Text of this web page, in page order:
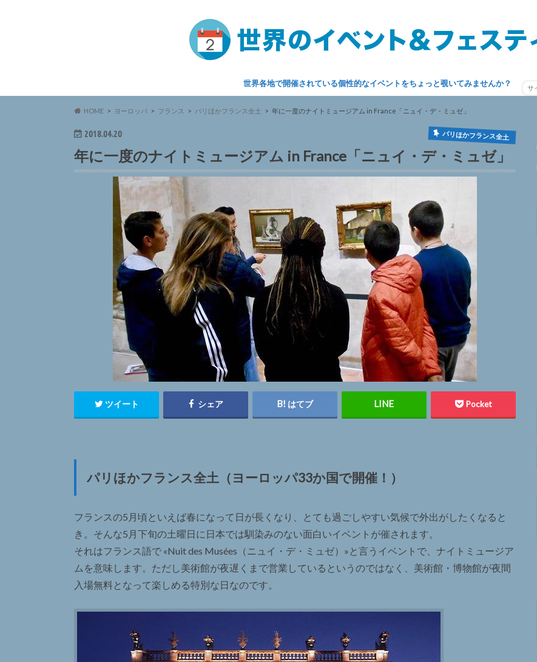
世界各地で開催されている個性的なイベントをちょっと覗いてみませんか？
HOME ヨーロッパ フランス パリほかフランス全土 年に一度のナイトミュージアム in France「ニュイ・デ・ミュゼ」
2018.04.20 パリほかフランス全土
年に一度のナイトミュージアム in France「ニュイ・デ・ミュゼ」
ツイート シェア はてブ Pocket
パリほかフランス全土（ヨーロッパ33か国で開催！）
フランスの5月頃といえば春になって日が長くなり、とても過ごしやすい気候で外出がしたくなると
き。そんな5月下旬の土曜日に日本では馴染みのない面白いイベントが催されます。
それはフランス語で «Nuit des Musées（ニュイ・デ・ミュゼ）»と言うイベントで、ナイトミュージア
ムを意味します。ただし美術館が夜遅くまで営業しているというのではなく、美術館・博物館が夜間
入場無料となって楽しめる特別な日なのです。